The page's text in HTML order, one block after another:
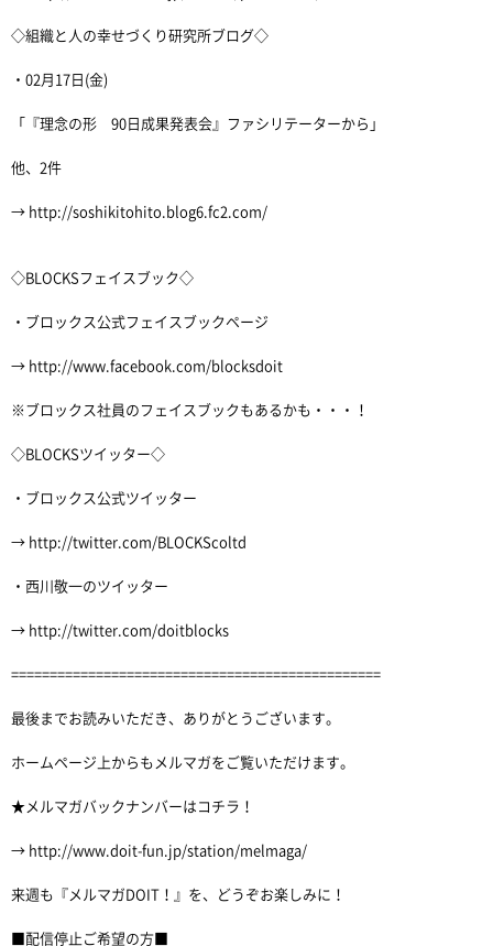
◇組織と人の幸せづくり研究所ブログ◇
・02月17日(金)
「『理念の形 90日成果発表会』ファシリテーターから」
他、2件
→ http://soshikitohito.blog6.fc2.com/
◇BLOCKSフェイスブック◇
・ブロックス公式フェイスブックページ
→ http://www.facebook.com/blocksdoit
※ブロックス社員のフェイスブックもあるかも・・・！
◇BLOCKSツイッター◇
・ブロックス公式ツイッター
→ http://twitter.com/BLOCKScoltd
・西川敬一のツイッター
→ http://twitter.com/doitblocks
================================================
最後までお読みいただき、ありがとうございます。
ホームページ上からもメルマガをご覧いただけます。
★メルマガバックナンバーはコチラ！
→ http://www.doit-fun.jp/station/melmaga/
来週も『メルマガDOIT！』を、どうぞお楽しみに！
■配信停止ご希望の方■